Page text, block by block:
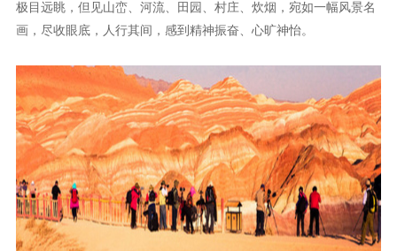
马蹄寺
门票74元/人，是集石窟艺术、祁连山风光和裕固族风情于一体的
旅游区马蹄寺石窟的独特之处在于千佛洞有500多个摩崖佛塔窟
龛，规模宏大；金塔寺中的大型肉雕飞天古朴稚雅，为国内仅有；
普光寺的三十三天洞，上下五层二十一窟，宝塔形排列，内有佛
殿，外有回廊，共开内外窟龛达49孔之多，造型奇特。马蹄寺环境
秀丽，山青、水秀、峰奇、洞异堪称四绝。游客在这里旅游还可以
住裕固族帐篷，喝青稞酒，吃手抓肉，体验草原游牧民族独特的生